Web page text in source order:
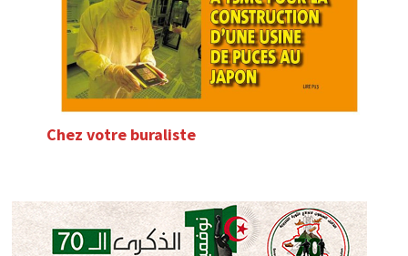
Chez votre buraliste